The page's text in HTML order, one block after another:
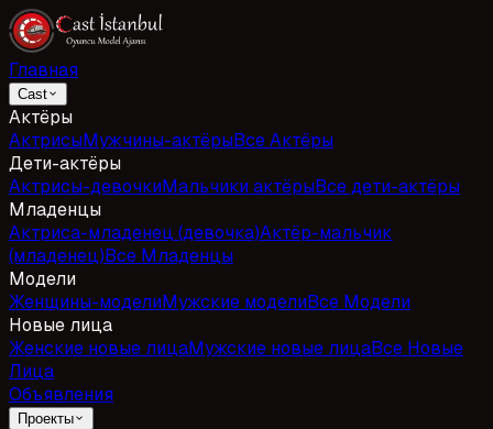
Главная
Cast
Актёры
АктрисыМужчины-актёрыВсе Актёры
Дети-актёры
Актрисы-девочкиМальчики актёрыВсе дети-актёры
Младенцы
Актриса-младенец (девочка)Актёр-мальчик
(младенец)Все Младенцы
Модели
Женщины-моделиМужские моделиВсе Модели
Новые лица
Женские новые лицаМужские новые лицаВсе Новые
Лица
Объявления
Проекты